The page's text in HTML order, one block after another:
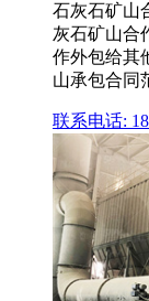
石灰石矿山
灰石矿山合
作外包给其
山承包合同
联系电话: